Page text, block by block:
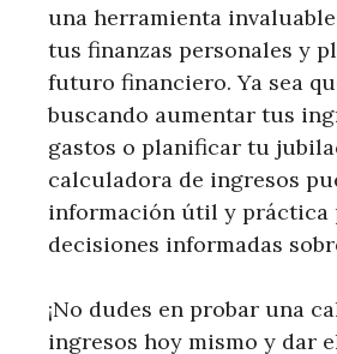
una herramienta
tus finanzas personales y
futuro financiero. Ya sea
buscando aumentar tus
gastos o planificar tu
calculadora de ingresos
información útil y práctica
decisiones informadas
¡No dudes en probar una
ingresos hoy mismo y dar